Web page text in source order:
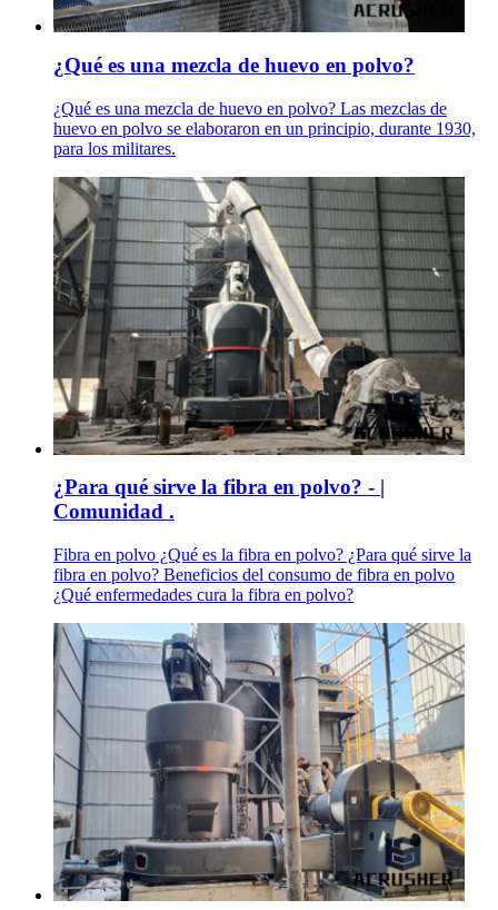
¿Qué es una mezcla de huevo en polvo?
¿Qué es una mezcla de huevo en polvo? Las mezclas de
huevo en polvo se elaboraron en un principio, durante 1930,
para los militares.
¿Para qué sirve la fibra en polvo? - |
Comunidad .
Fibra en polvo ¿Qué es la fibra en polvo? ¿Para qué sirve la
fibra en polvo? Beneficios del consumo de fibra en polvo
¿Qué enfermedades cura la fibra en polvo?